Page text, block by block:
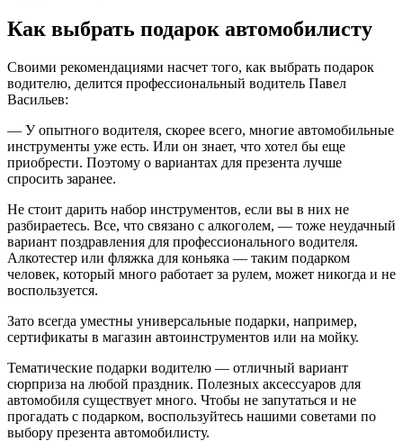
Как выбрать подарок автомобилисту
Своими рекомендациями насчет того, как выбрать подарок
водителю, делится профессиональный водитель Павел
Васильев:
— У опытного водителя, скорее всего, многие автомобильные
инструменты уже есть. Или он знает, что хотел бы еще
приобрести. Поэтому о вариантах для презента лучше
спросить заранее.
Не стоит дарить набор инструментов, если вы в них не
разбираетесь. Все, что связано с алкоголем, — тоже неудачный
вариант поздравления для профессионального водителя.
Алкотестер или фляжка для коньяка — таким подарком
человек, который много работает за рулем, может никогда и не
воспользуется.
Зато всегда уместны универсальные подарки, например,
сертификаты в магазин автоинструментов или на мойку.
Тематические подарки водителю — отличный вариант
сюрприза на любой праздник. Полезных аксессуаров для
автомобиля существует много. Чтобы не запутаться и не
прогадать с подарком, воспользуйтесь нашими советами по
выбору презента автомобилисту.